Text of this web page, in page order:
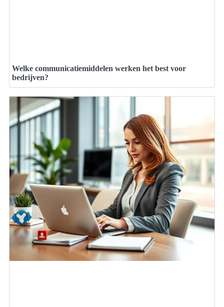
Welke communicatiemiddelen werken het best voor
bedrijven?